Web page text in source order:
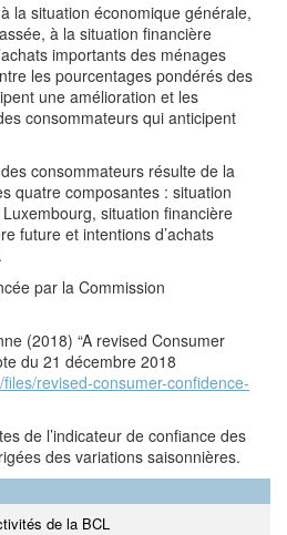
la situation économique générale,
à la situation financière
importants des ménages
les pourcentages pondérés des
une amélioration et les
consommateurs qui anticipent
consommateurs résulte de la
quatre composantes : situation
situation financière
future et intentions d’achats
par la Commission
(2018) “A revised Consumer
du 21 décembre 2018
revised-consumer-confidence-
de l’indicateur de confiance des
des variations saisonnières.
de la BCL